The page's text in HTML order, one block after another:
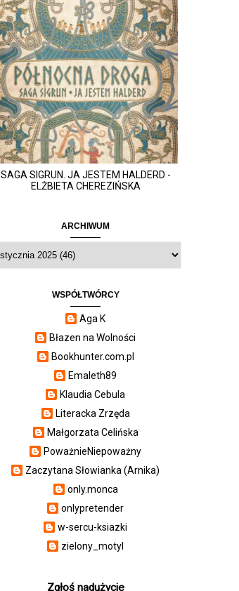
SAGA SIGRUN. JA JESTEM HALDERD -
ELŻBIETA CHEREZIŃSKA
ARCHIWUM
WSPÓŁTWÓRCY
Aga K
Błazen na Wolności
Bookhunter.com.pl
Emaleth89
Klaudia Cebula
Literacka Zrzęda
Małgorzata Celińska
PoważnieNiepoważny
Zaczytana Słowianka (Arnika)
only.monca
onlypretender
w-sercu-ksiazki
zielony_motyl
Zgłoś nadużycie